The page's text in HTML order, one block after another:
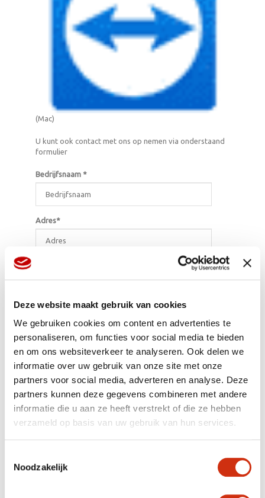
Deze website maakt gebruik van cookies
We gebruiken cookies om content en advertenties te
personaliseren, om functies voor social media te bieden
en om ons websiteverkeer te analyseren. Ook delen we
informatie over uw gebruik van onze site met onze
partners voor social media, adverteren en analyse. Deze
partners kunnen deze gegevens combineren met andere
informatie die u aan ze heeft verstrekt of die ze hebben
verzameld op basis van uw gebruik van hun services.
Noodzakelijk
(Mac)
U kunt ook contact met ons op nemen via onderstaand
formulier
Bedrijfsnaam *
Adres*
Welk type bedrijf heeft u?*